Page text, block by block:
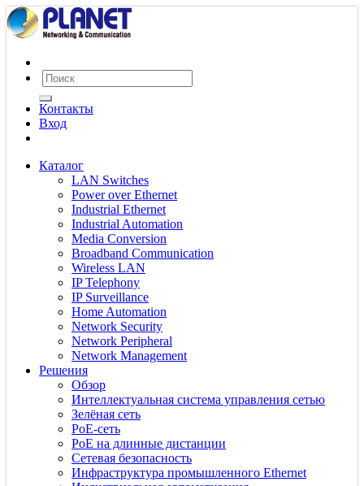
Контакты
Вход
Каталог
LAN Switches
Power over Ethernet
Industrial Ethernet
Industrial Automation
Media Conversion
Broadband Communication
Wireless LAN
IP Telephony
IP Surveillance
Home Automation
Network Security
Network Peripheral
Network Management
Решения
Обзор
Интеллектуальная система управления сетью
Зелёная сеть
PoE-сеть
PoE на длинные дистанции
Сетевая безопасность
Инфраструктура промышленного Ethernet